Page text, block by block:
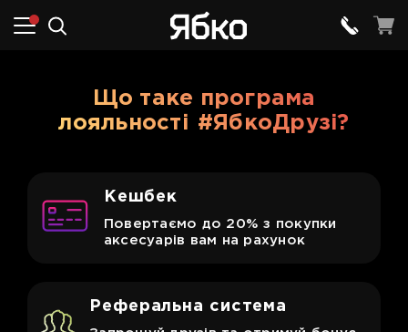
Що таке програма
лояльності #ЯбкоДрузі?
Кешбек
Повертаємо до 20% з покупки
аксесуарів вам на рахунок
Реферальна система